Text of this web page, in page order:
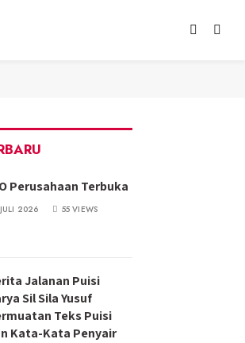
Perusahaan Terbuka
2026 55VIEWS
Jalanan Puisi
Sil Sila Yusuf
Teks Puisi
Kata-Kata Penyair